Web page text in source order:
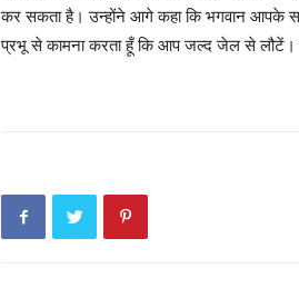
कर सकता है। उन्होंने आगे कहा कि भगवान आपके
प्रभू से कामना करता हूँ कि आप जल्द जेल से